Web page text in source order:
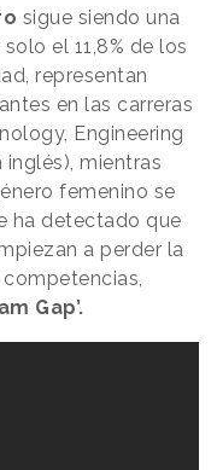
sigue siendo una
el 11,8% de los
representan
en las carreras
Engineering
mientras
femenino se
ha detectado que
a perder la
Gap’.